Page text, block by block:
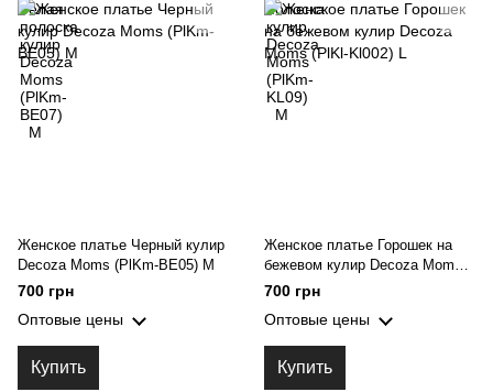
Женское платье Черный кулир
Decoza Moms (PlKm-BE05) M
700 грн
Оптовые цены
Купить
Женское платье Горошек на
бежевом кулир Decoza Moms
(PlKl-Kl002) L
700 грн
Оптовые цены
Купить